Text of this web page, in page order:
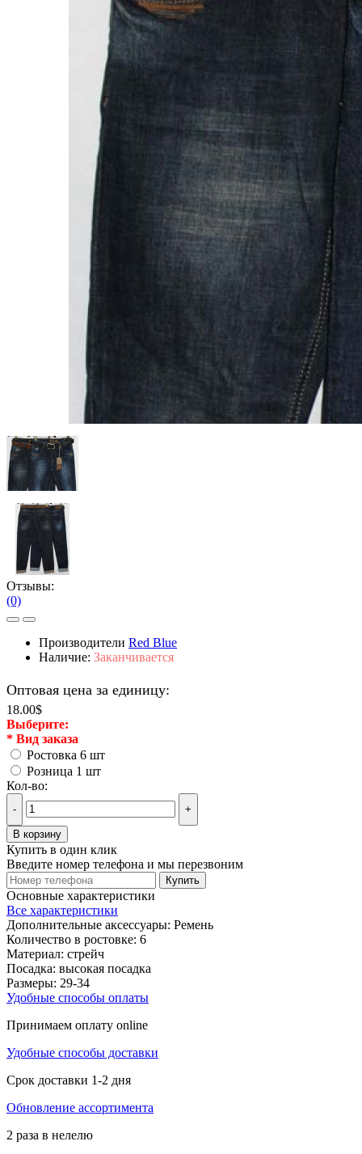
Отзывы:
(0)
Производители Red Blue
Наличие: Заканчивается
Оптовая цена за единицу:
18.00$
Выберите:
* Вид заказа
Ростовка 6 шт
Розница 1 шт
Кол-во:
- +
В корзину
Купить в один клик
Введите номер телефона и мы перезвоним
Купить
Основные характеристики
Все характеристики
Дополнительные аксессуары: Ремень
Количество в ростовке: 6
Материал: стрейч
Посадка: высокая посадка
Размеры: 29-34
Удобные способы оплаты
Принимаем оплату online
Удобные способы доставки
Срок доставки 1-2 дня
Обновление ассортимента
2 раза в нелелю